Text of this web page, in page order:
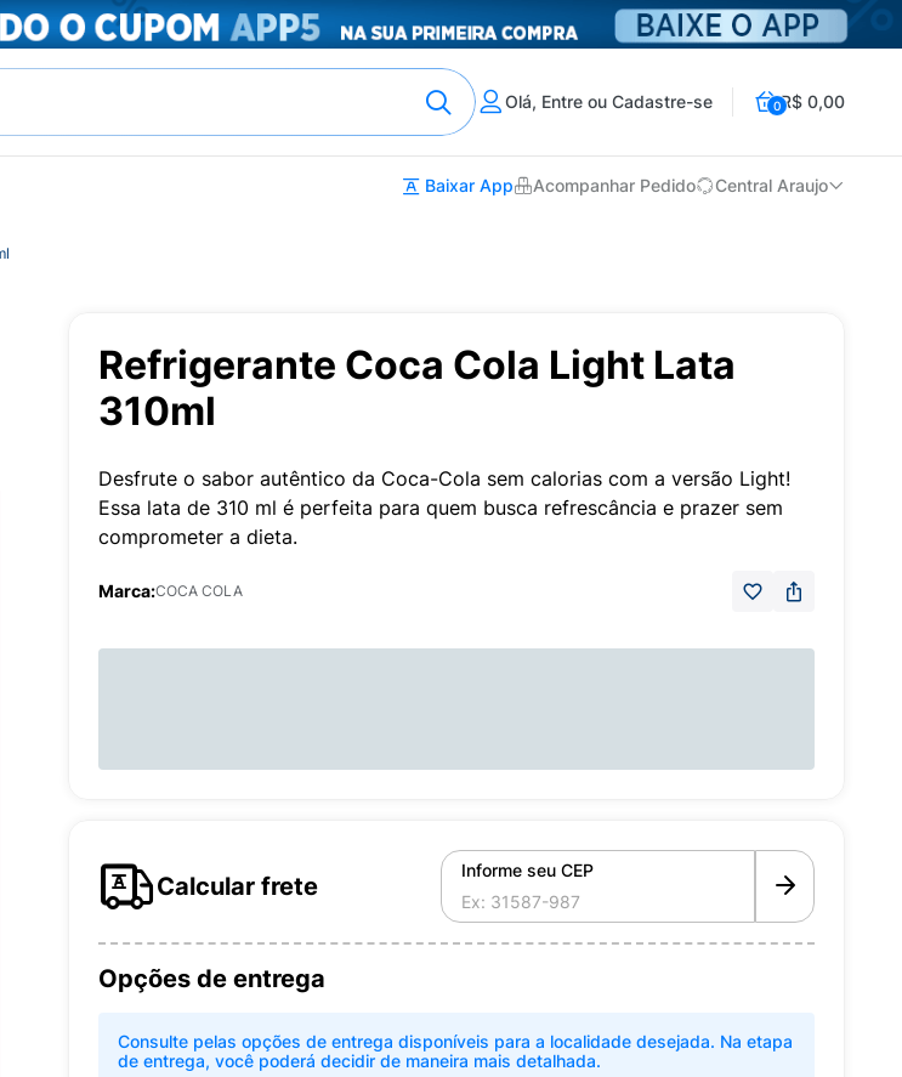
Olá, Entre ou Cadastre-se 0R$ 0,00
Baixar App Acompanhar Pedido Central Araujo
Refrigerante Coca Cola Light Lata
310ml
Desfrute o sabor autêntico da Coca-Cola sem calorias com a versão Light!
Essa lata de 310 ml é perfeita para quem busca refrescância e prazer sem
comprometer a dieta.
Marca:COCA COLA
Calcular frete
Informe seu CEP
Opções de entrega
Consulte pelas opções de entrega disponíveis para a localidade desejada. Na etapa
de entrega, você poderá decidir de maneira mais detalhada.